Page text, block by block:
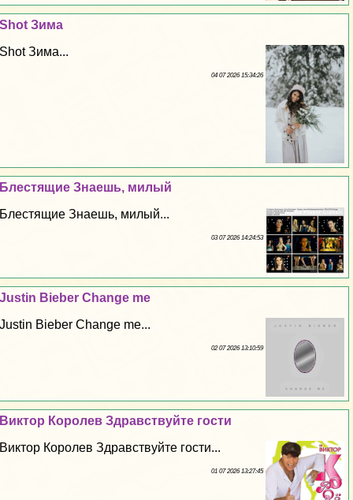
Shot Зима
Shot Зима...
04 07 2026 15:34:26
Блестящие Знаешь, милый
Блестящие Знаешь, милый...
03 07 2026 14:24:53
Justin Bieber Change me
Justin Bieber Change me...
02 07 2026 13:10:59
Виктор Королев Здравствуйте гости
Виктор Королев Здравствуйте гости...
01 07 2026 13:27:45